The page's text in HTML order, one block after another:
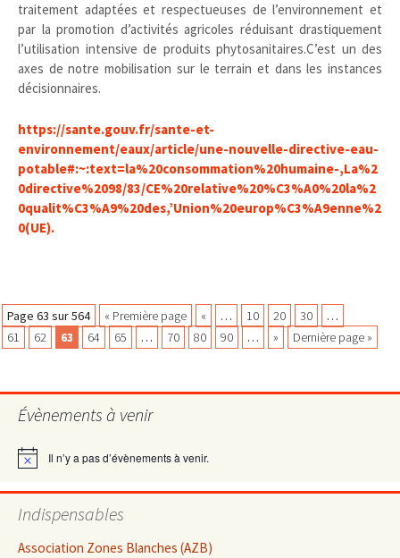
traitement adaptées et respectueuses de l’environnement et
par la promotion d’activités agricoles réduisant drastiquement
l’utilisation intensive de produits phytosanitaires.C’est un des
axes de notre mobilisation sur le terrain et dans les instances
décisionnaires.
https://sante.gouv.fr/sante-et-
environnement/eaux/article/une-nouvelle-directive-eau-
potable#:~:text=la%20consommation%20humaine-,La%2
0directive%2098/83/CE%20relative%20%C3%A0%20la%2
0qualit%C3%A9%20des,’Union%20europ%C3%A9enne%2
0(UE).
Navigation
des
articles
Page 63 sur 564 « Première page « … 10 20 30
…
61
62 63 64 65 … 70 80 90 … » Dernière page »
Évènements à venir
Notice Il n’y a pas d’évènements à venir.
Indispensables
Association Zones Blanches (AZB)